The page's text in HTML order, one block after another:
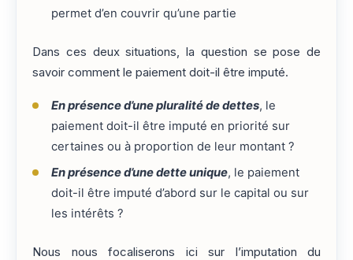
permet d’en couvrir qu’une partie
Dans ces deux situations, la question se pose de
savoir comment le paiement doit-il être imputé.
En présence d’une pluralité de dettes, le
paiement doit-il être imputé en priorité sur
certaines ou à proportion de leur montant ?
En présence d’une dette unique, le paiement
doit-il être imputé d’abord sur le capital ou sur
les intérêts ?
Nous nous focaliserons ici sur l’imputation du